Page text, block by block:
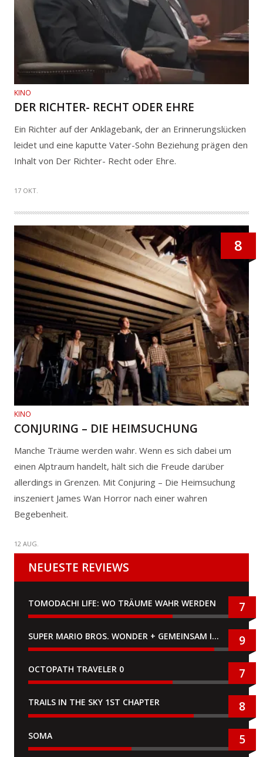
KINO
DER RICHTER- RECHT ODER EHRE
Ein Richter auf der Anklagebank, der an Erinnerungslücken
leidet und eine kaputte Vater-Sohn Beziehung prägen den
Inhalt von Der Richter- Recht oder Ehre.
17 OKT.
8
KINO
CONJURING – DIE HEIMSUCHUNG
Manche Träume werden wahr. Wenn es sich dabei um
einen Alptraum handelt, hält sich die Freude darüber
allerdings in Grenzen. Mit Conjuring – Die Heimsuchung
inszeniert James Wan Horror nach einer wahren
Begebenheit.
12 AUG.
NEUESTE REVIEWS
TOMODACHI LIFE: WO TRÄUME WAHR WERDEN 7
SUPER MARIO BROS. WONDER + GEMEINSAM IM BELLABEL-PARK 9
OCTOPATH TRAVELER 0 7
TRAILS IN THE SKY 1ST CHAPTER 8
SOMA 5